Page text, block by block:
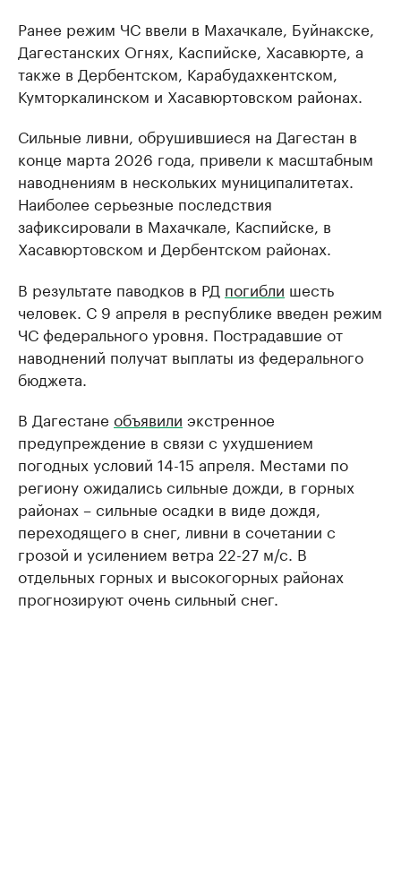
Ранее режим ЧС ввели в Махачкале, Буйнакске,
Дагестанских Огнях, Каспийске, Хасавюрте, а
также в Дербентском, Карабудахкентском,
Кумторкалинском и Хасавюртовском районах.
Сильные ливни, обрушившиеся на Дагестан в
конце марта 2026 года, привели к масштабным
наводнениям в нескольких муниципалитетах.
Наиболее серьезные последствия
зафиксировали в Махачкале, Каспийске, в
Хасавюртовском и Дербентском районах.
В результате паводков в РД погибли шесть
человек. С 9 апреля в республике введен режим
ЧС федерального уровня. Пострадавшие от
наводнений получат выплаты из федерального
бюджета.
В Дагестане объявили экстренное
предупреждение в связи с ухудшением
погодных условий 14-15 апреля. Местами по
региону ожидались сильные дожди, в горных
районах – сильные осадки в виде дождя,
переходящего в снег, ливни в сочетании с
грозой и усилением ветра 22-27 м/с. В
отдельных горных и высокогорных районах
прогнозируют очень сильный снег.